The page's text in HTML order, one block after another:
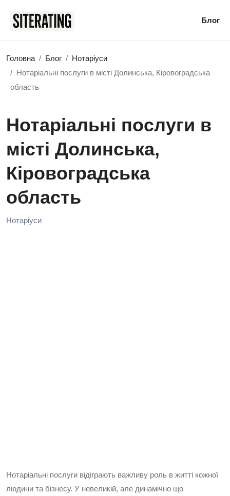
Блог
Головна Блог
Нотаріуси
Нотаріальні послуги в місті Долинська, Кіровоградська
область
Нотаріальні послуги в
місті Долинська,
Кіровоградська
область
Нотаріуси
Нотаріальні послуги відіграють важливу роль в житті кожної
людини та бізнесу. У невеликій, але динамічно що